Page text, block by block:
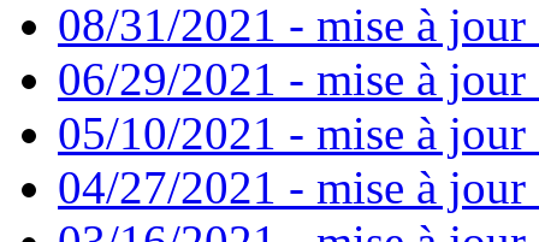
08/31/2021 - mise à jour
06/29/2021 - mise à jour
05/10/2021 - mise à jour
04/27/2021 - mise à jour